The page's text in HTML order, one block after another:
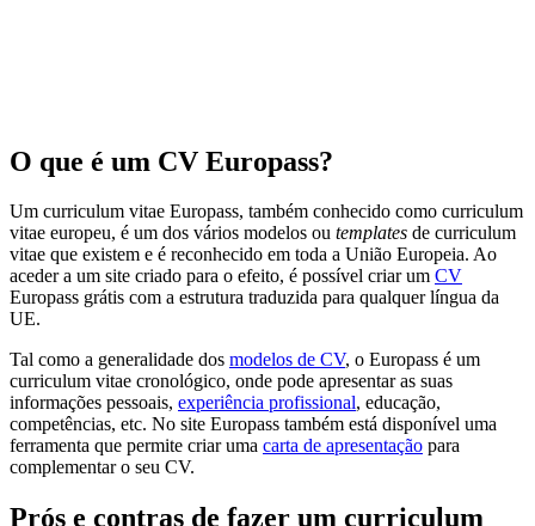
O que é um CV Europass?
Um curriculum vitae Europass, também conhecido como curriculum
vitae europeu, é um dos vários modelos ou templates de curriculum
vitae que existem e é reconhecido em toda a União Europeia. Ao
aceder a um site criado para o efeito, é possível criar um CV
Europass grátis com a estrutura traduzida para qualquer língua da
UE.
Tal como a generalidade dos modelos de CV, o Europass é um
curriculum vitae cronológico, onde pode apresentar as suas
informações pessoais, experiência profissional, educação,
competências, etc. No site Europass também está disponível uma
ferramenta que permite criar uma carta de apresentação para
complementar o seu CV.
Prós e contras de fazer um curriculum